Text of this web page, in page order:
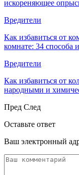
искореняющее
Вредители
Как избавиться от
комнате: 34 способа
Вредители
Как избавиться от
народными и
Пред След
Оставьте ответ
Ваш электронный